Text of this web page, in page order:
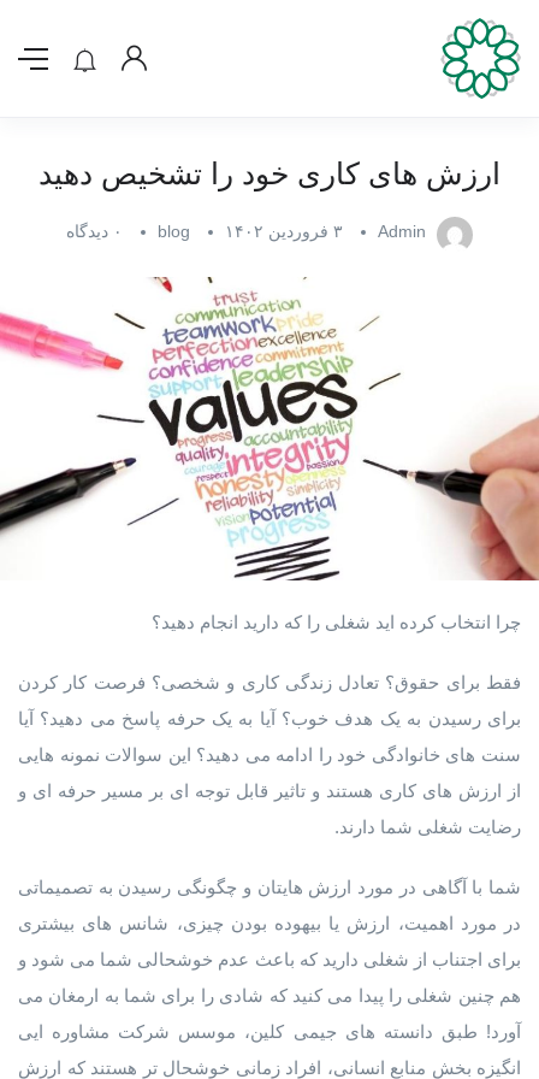
ارزش های کاری خود را تشخیص دهید
Admin ۳ فروردین ۱۴۰۲ blog ۰ دیدگاه
چرا انتخاب کرده اید شغلی را که دارید انجام دهید؟
فقط برای حقوق؟ تعادل زندگی کاری و شخصی؟ فرصت کار کردن
برای رسیدن به یک هدف خوب؟ آیا به یک حرفه پاسخ می دهید؟ آیا
سنت های خانوادگی خود را ادامه می دهید؟ این سوالات نمونه هایی
از ارزش های کاری هستند و تاثیر قابل توجه ای بر مسیر حرفه ای و
رضایت شغلی شما دارند.
شما با آگاهی در مورد ارزش هایتان و چگونگی رسیدن به تصمیماتی
در مورد اهمیت، ارزش یا بیهوده بودن چیزی، شانس های بیشتری
برای اجتناب از شغلی دارید که باعث عدم خوشحالی شما می شود و
هم چنین شغلی را پیدا می کنید که شادی را برای شما به ارمغان می
آورد! طبق دانسته های جیمی کلین، موسس شرکت مشاوره ایی
انگیزه بخش منابع انسانی، افراد زمانی خوشحال تر هستند که ارزش